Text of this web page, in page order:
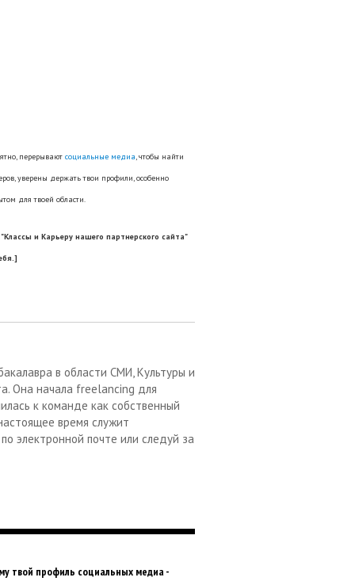
перерывают социальные медиа, чтобы найти
уверены держать твои профили, особенно
для твоей области.
"Классы и Карьеру нашего партнерского сайта"
в области СМИ, Культуры и
Она начала freelancing для
к команде как собственный
время служит
электронной почте или следуй за
твой профиль социальных медиа -